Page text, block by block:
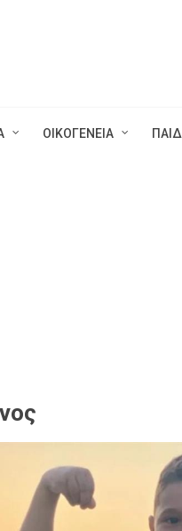
ΟΙΚΟΓΕΝΕΙΑ ΠΑΙΔΙ